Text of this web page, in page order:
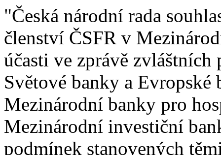
"Česká národní rada
členství ČSFR v
účasti ve zprávě
Světové banky a
Mezinárodní banky pro
Mezinárodní investiční
podmínek stanovených